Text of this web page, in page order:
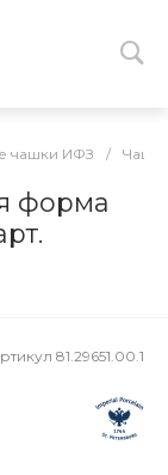
чашки ИФЗ /
форма
81.29651.00.1